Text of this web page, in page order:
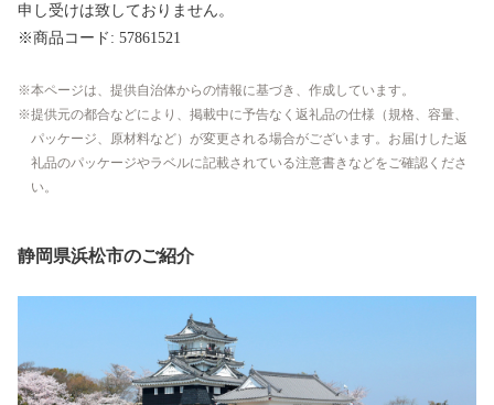
申し受けは致しておりません。
※商品コード: 57861521
本ページは、提供自治体からの情報に基づき、作成しています。
提供元の都合などにより、掲載中に予告なく返礼品の仕様（規格、容量、
パッケージ、原材料など）が変更される場合がございます。お届けした返
礼品のパッケージやラベルに記載されている注意書きなどをご確認くださ
い。
静岡県浜松市のご紹介